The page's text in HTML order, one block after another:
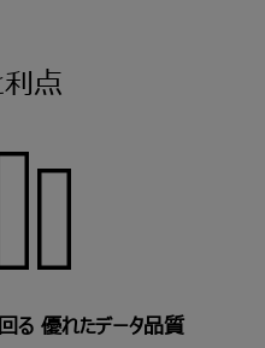
点
る 優れたデータ品質